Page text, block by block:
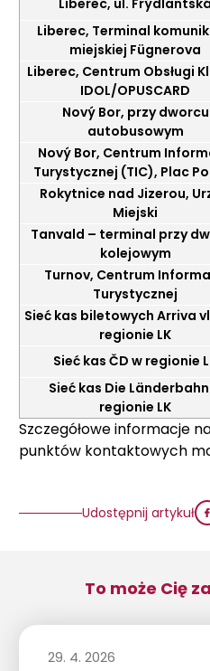
Liberec, ul. Frýdlantská
Liberec, Terminal
miejskiej Fügnerova
Liberec, Centrum Obsługi
IDOL/OPUSCARD
Nový Bor, przy dworcu
autobusowym
Nový Bor, Centrum
Turystycznej (TIC), Plac
Rokytnice nad Jizerou,
Miejski
Tanvald – terminal przy
kolejowym
Turnov, Centrum
Turystycznej
Sieć kas biletowych Arriva
regionie LK
Sieć kas ČD w regionie
Sieć kas Die
regionie LK
Szczegółowe informacje
punktów kontaktowych
Udostępnij artykuł
To może Cię
29. 4. 2026